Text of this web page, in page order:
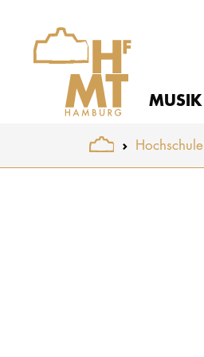
MUSIK
You are here:Hochschule